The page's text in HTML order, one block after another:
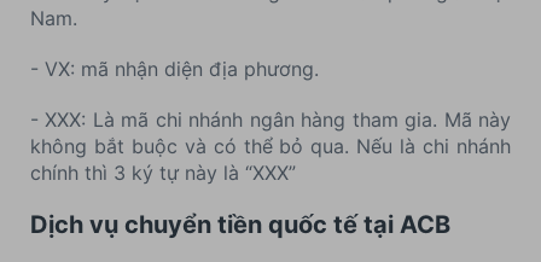
Nam.
- VX: mã nhận diện địa phương.
- XXX: Là mã chi nhánh ngân hàng tham gia. Mã này
không bắt buộc và có thể bỏ qua. Nếu là chi nhánh
chính thì 3 ký tự này là “XXX”
Dịch vụ chuyển tiền quốc tế tại ACB